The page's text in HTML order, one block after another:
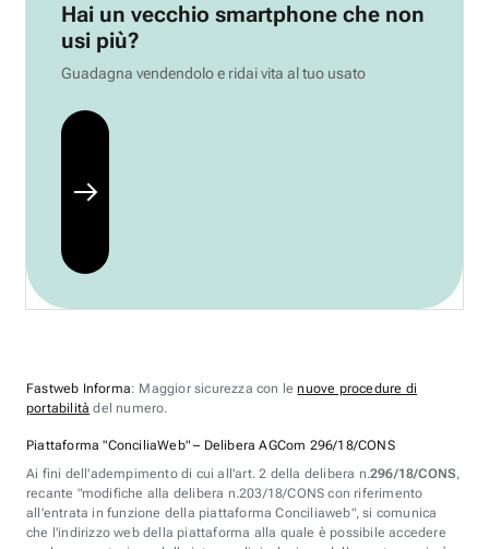
Hai un vecchio smartphone che non
usi più?
Guadagna vendendolo e ridai vita al tuo usato
Fastweb Informa: Maggior sicurezza con lenuove procedure di
portabilità del numero.
Piattaforma "ConciliaWeb" – Delibera AGCom 296/18/CONS
Ai fini dell'adempimento di cui all'art. 2 della delibera n.296/18/CONS,
recante "modifiche alla delibera n.203/18/CONS con riferimento
all'entrata in funzione della piattaforma Conciliaweb", si comunica
che l'indirizzo web della piattaforma alla quale è possibile accedere